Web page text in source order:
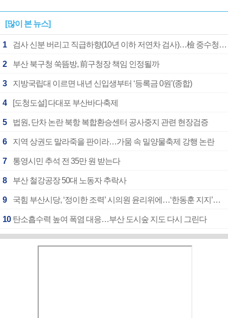
[많이 본 뉴스]
1 검사 신분 버리고 직급하향(10년 이하 저연차 검사)…檢 중수청행 기피
2 부산 북구청 쑥뜸방, 前구청장 책임 인정될까
3 지방국립대 이르면 내년 신입생부터 ‘등록금 0원’(종합)
4 [도청도설] 다대포 부산바다축제
5 법원, 단차 논란 북항 복합환승센터 공사중지 관련 현장검증
6 지역 상권도 말라죽을 판이라…가뭄 속 밀양물축제 강행 논란
7 통영시민 추석 전 35만 원 받는다
8 부산 철강공장 50대 노동자 추락사
9 국힘 부산시당, ‘정이한 조력’ 시의원 윤리위에…‘한동훈 지지’도 신고접수
10 탄소흡수력 높여 폭염 대응…부산 도시숲 지도 다시 그린다